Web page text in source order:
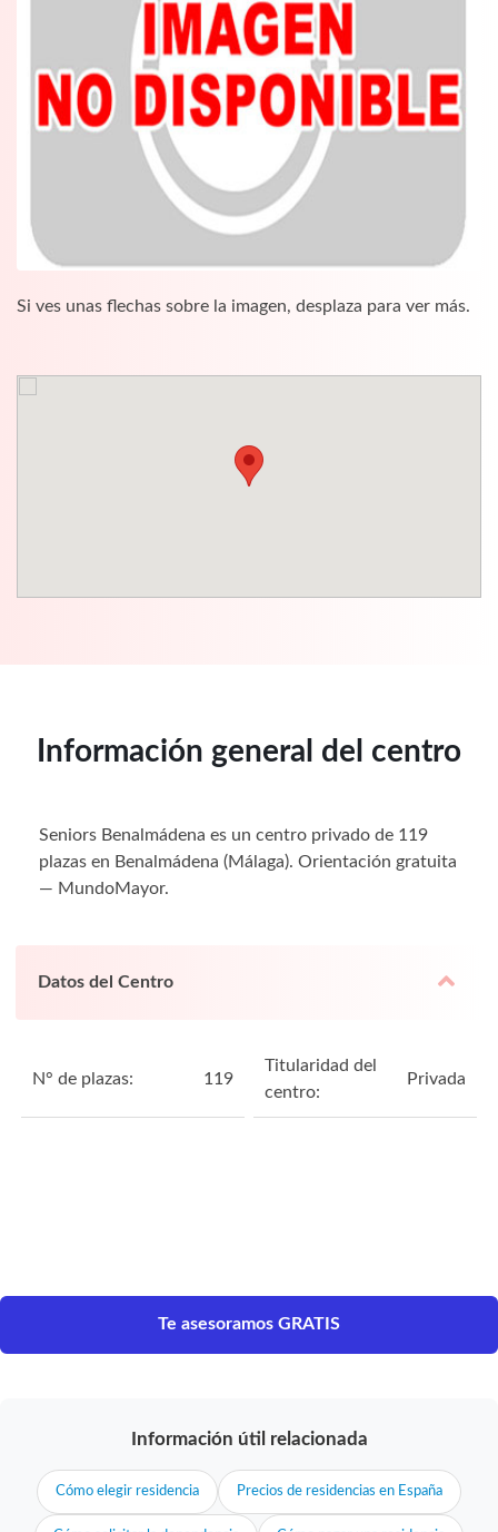
Si ves unas flechas sobre la imagen, desplaza para ver más.
Información general del centro
Seniors Benalmádena es un centro privado de 119
plazas en Benalmádena (Málaga). Orientación gratuita
— MundoMayor.
Datos del Centro
N° de plazas: 119
Titularidad del
centro:
Privada
Te asesoramos GRATIS
Información útil relacionada
Cómo elegir residencia Precios de residencias en España